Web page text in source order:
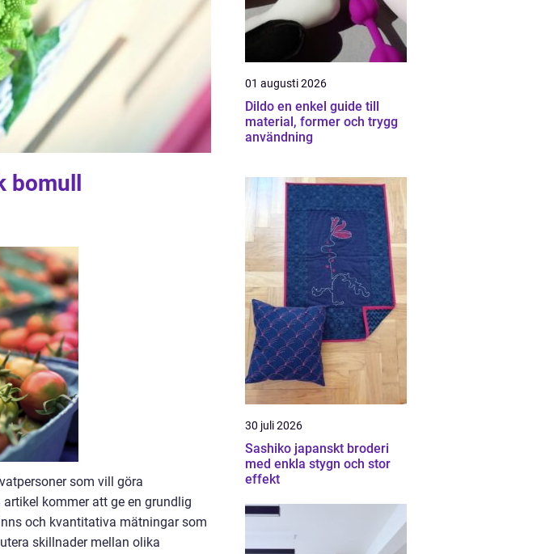
bomull
som vill göra
kommer att ge en grundlig
och kvantitativa mätningar som
skillnader mellan olika
01 augusti 2026
Dildo en enkel guide till
material, former och trygg
användning
30 juli 2026
Sashiko japanskt broderi
med enkla stygn och stor
effekt